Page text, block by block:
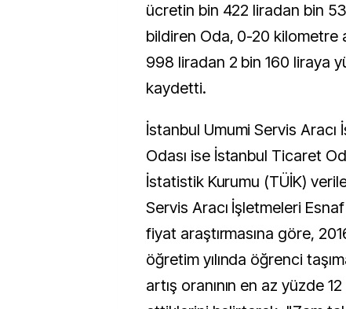
ücretin bin 422 liradan bin 530
bildiren Oda, 0-20 kilometre
998 liradan 2 bin 160 liraya
kaydetti.
İstanbul Umumi Servis Aracı
Odası ise İstanbul Ticaret
İstatistik Kurumu (TÜİK)
Servis Aracı İşletmeleri Esnaf
fiyat araştırmasına göre,
öğretim yılında öğrenci
artış oranının en az yüzde